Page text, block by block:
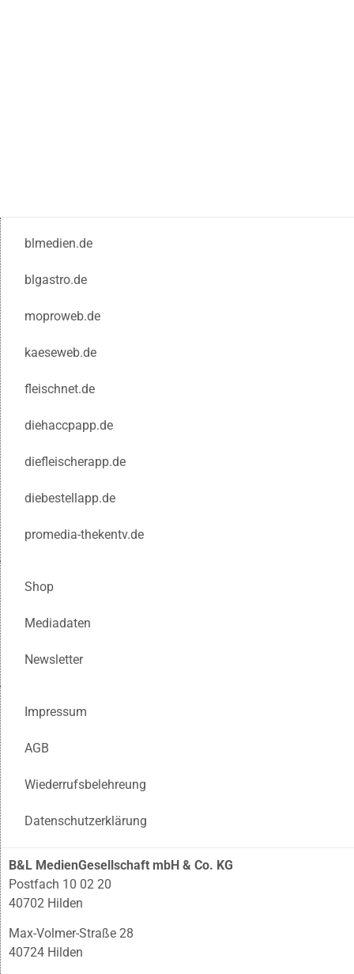
blmedien.de
blgastro.de
moproweb.de
kaeseweb.de
fleischnet.de
diehaccpapp.de
diefleischerapp.de
diebestellapp.de
promedia-thekentv.de
Shop
Mediadaten
Newsletter
Impressum
AGB
Wiederrufsbelehreung
Datenschutzerklärung
B&L MedienGesellschaft mbH & Co. KG
Postfach 10 02 20
40702 Hilden
Max-Volmer-Straße 28
40724 Hilden